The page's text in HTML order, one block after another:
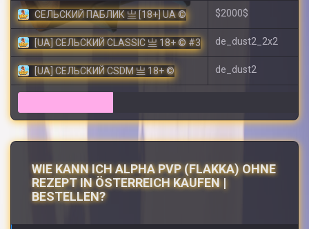
СЕЛЬСКИЙ ПАБЛИК 亗 [18+] UA © $2000$
[UA] СЕЛЬСКИЙ CLASSIC 亗 18+ © #3 de_dust2_2x2
[UA] СЕЛЬСКИЙ CSDM 亗 18+ © de_dust2
WIE KANN ICH ALPHA PVP (FLAKKA) OHNE
REZEPT IN ÖSTERREICH KAUFEN |
BESTELLEN?